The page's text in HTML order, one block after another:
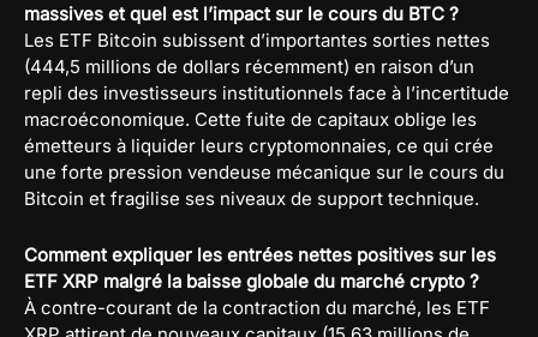
massives et quel est l’impact sur le cours du BTC ?
Les ETF Bitcoin subissent d’importantes sorties nettes
(444,5 millions de dollars récemment) en raison d’un
repli des investisseurs institutionnels face à l’incertitude
macroéconomique. Cette fuite de capitaux oblige les
émetteurs à liquider leurs cryptomonnaies, ce qui crée
une forte pression vendeuse mécanique sur le cours du
Bitcoin et fragilise ses niveaux de support technique.
Comment expliquer les entrées nettes positives sur les
ETF XRP malgré la baisse globale du marché crypto ?
À contre-courant de la contraction du marché, les ETF